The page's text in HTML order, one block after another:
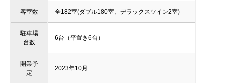
客室数 全182室(ダブル180室、デラックスツイン2室)
駐車場
台数
6台（平置き6台）
開業予
定
2023年10月